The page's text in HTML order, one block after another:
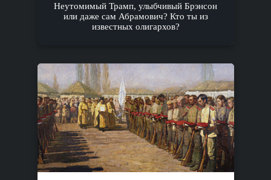
Неутомимый Трамп, улыбчивый Брэнсон
или даже сам Абрамович? Кто ты из
известных олигархов?